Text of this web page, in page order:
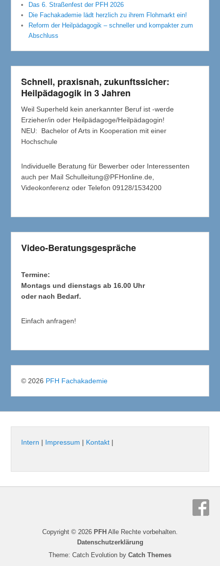
Das 6. Straßenfest der PFH 2026
Die Fachakademie lädt herzlich zu ihrem Flohmarkt ein!
Reform der Heilpädagogik – schneller und kompakter zum
Abschluss
Schnell, praxisnah, zukunftssicher:
Heilpädagogik in 3 Jahren
Weil Superheld kein anerkannter Beruf ist -werde
Erzieher/in oder Heilpädagoge/Heilpädagogin!
NEU: Bachelor of Arts in Kooperation mit einer
Hochschule
Individuelle Beratung für Bewerber oder Interessenten
auch per Mail Schulleitung@PFHonline.de,
Videokonferenz oder Telefon 09128/1534200
Video-Beratungsgespräche
Termine:
Montags und dienstags ab 16.00 Uhr
oder nach Bedarf.
Einfach anfragen!
© 2026 PFH Fachakademie
Intern | Impressum | Kontakt |
Copyright © 2026 PFH Alle Rechte vorbehalten.
Datenschutzerklärung
Theme: Catch Evolution by Catch Themes